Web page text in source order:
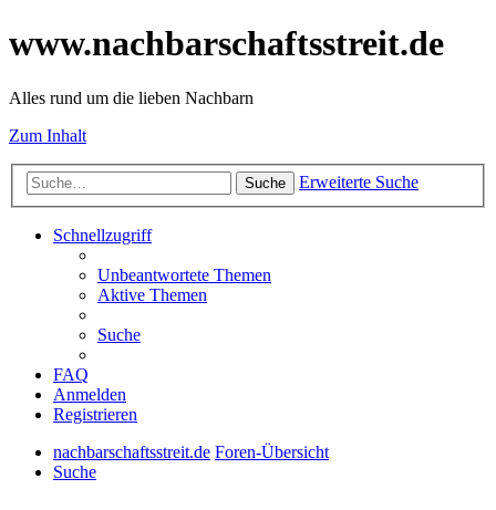
www.nachbarschaftsstreit.de
Alles rund um die lieben Nachbarn
Zum Inhalt
Suche Erweiterte Suche
Schnellzugriff
Unbeantwortete Themen
Aktive Themen
Suche
FAQ
Anmelden
Registrieren
nachbarschaftsstreit.de Foren-Übersicht
Suche